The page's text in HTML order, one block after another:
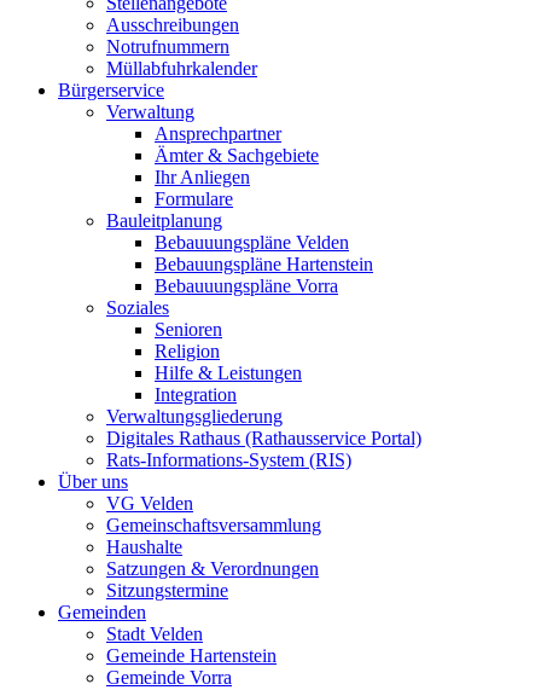
Ausschreibungen
Notrufnummern
Müllabfuhrkalender
Bürgerservice
Verwaltung
Ansprechpartner
Ämter & Sachgebiete
Ihr Anliegen
Formulare
Bauleitplanung
Bebauuungspläne Velden
Bebauungspläne Hartenstein
Bebauuungspläne Vorra
Soziales
Senioren
Religion
Hilfe & Leistungen
Integration
Verwaltungsgliederung
Digitales Rathaus (Rathausservice Portal)
Rats-Informations-System (RIS)
Über uns
VG Velden
Gemeinschaftsversammlung
Haushalte
Satzungen & Verordnungen
Sitzungstermine
Gemeinden
Stadt Velden
Gemeinde Hartenstein
Gemeinde Vorra